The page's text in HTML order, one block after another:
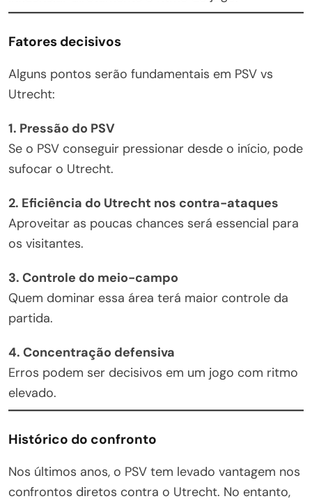
Fatores decisivos
Alguns pontos serão fundamentais em PSV vs
Utrecht:
1. Pressão do PSV
Se o PSV conseguir pressionar desde o início, pode
sufocar o Utrecht.
2. Eficiência do Utrecht nos contra-ataques
Aproveitar as poucas chances será essencial para
os visitantes.
3. Controle do meio-campo
Quem dominar essa área terá maior controle da
partida.
4. Concentração defensiva
Erros podem ser decisivos em um jogo com ritmo
elevado.
Histórico do confronto
Nos últimos anos, o PSV tem levado vantagem nos
confrontos diretos contra o Utrecht. No entanto,